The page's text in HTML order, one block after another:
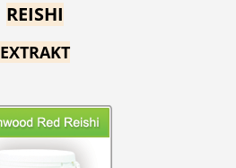
REISHI
EXTRAKT